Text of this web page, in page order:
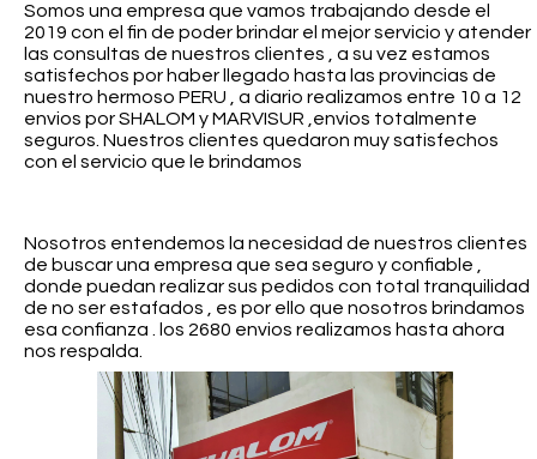
Somos una empresa que vamos trabajando desde el
2019 con el fin de poder brindar el mejor servicio y atender
las consultas de nuestros clientes , a su vez estamos
satisfechos por haber llegado hasta las provincias de
nuestro hermoso PERU , a diario realizamos entre 10 a 12
envios por SHALOM y MARVISUR ,envios totalmente
seguros. Nuestros clientes quedaron muy satisfechos
con el servicio que le brindamos
Nosotros entendemos la necesidad de nuestros clientes
de buscar una empresa que sea seguro y confiable ,
donde puedan realizar sus pedidos con total tranquilidad
de no ser estafados , es por ello que nosotros brindamos
esa confianza . los 2680 envios realizamos hasta ahora
nos respalda.